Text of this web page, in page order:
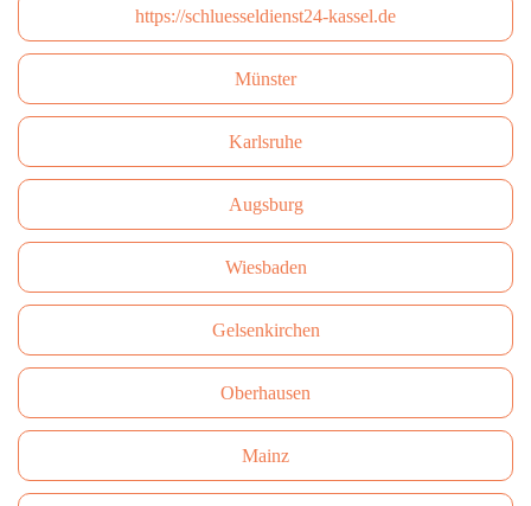
https://schluesseldienst24-kassel.de
Münster
Karlsruhe
Augsburg
Wiesbaden
Gelsenkirchen
Oberhausen
Mainz